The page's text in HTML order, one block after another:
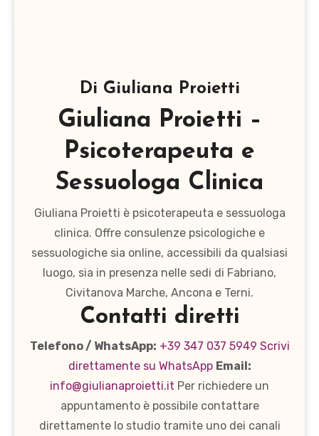
Di Giuliana Proietti
Giuliana Proietti –
Psicoterapeuta e
Sessuologa Clinica
Giuliana Proietti è psicoterapeuta e sessuologa
clinica. Offre consulenze psicologiche e
sessuologiche sia online, accessibili da qualsiasi
luogo, sia in presenza nelle sedi di Fabriano,
Civitanova Marche, Ancona e Terni.
Contatti diretti
Telefono / WhatsApp: +39 347 037 5949 Scrivi
direttamente su WhatsApp Email:
info@giulianaproietti.it Per richiedere un
appuntamento è possibile contattare
direttamente lo studio tramite uno dei canali